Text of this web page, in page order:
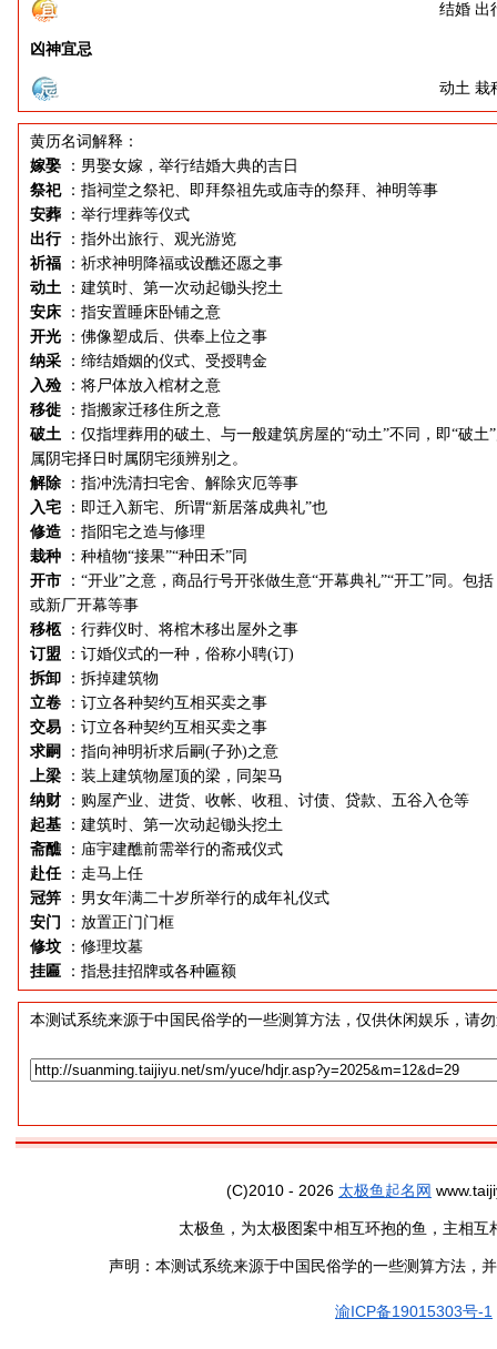
结婚 出
凶神宜忌
动土 栽
黄历名词解释：
嫁娶
：男娶女嫁，举行结婚大典的吉日
祭祀 ：指祠堂之祭祀、即拜祭祖先或庙寺的祭拜、神明等事
安葬
：举行埋葬等仪式
出行 ：指外出旅行、观光游览
祈福
：祈求神明降福或设醮还愿之事
动土
：建筑时、第一次动起锄头挖土
安床
：指安置睡床卧铺之意
开光
：佛像塑成后、供奉上位之事
纳采
：缔结婚姻的仪式、受授聘金
入殓
：将尸体放入棺材之意
移徙
：指搬家迁移住所之意
破土
：仅指埋葬用的破土、与一般建筑房屋的“动土”不同，即“破
属阴宅择日时属阴宅须辨别之。
解除
：指冲洗清扫宅舍、解除灾厄等事
入宅
：即迁入新宅、所谓“新居落成典礼”也
修造
：指阳宅之造与修理
栽种
：种植物“接果”“种田禾”同
开市
：“开业”之意，商品行号开张做生意“开幕典礼”“开工”同。
或新厂开幕等事
移柩
：行葬仪时、将棺木移出屋外之事
订盟
：订婚仪式的一种，俗称小聘(订)
拆卸
：拆掉建筑物
立卷
：订立各种契约互相买卖之事
交易
：订立各种契约互相买卖之事
求嗣
：指向神明祈求后嗣(子孙)之意
上梁
：装上建筑物屋顶的梁，同架马
纳财
：购屋产业、进货、收帐、收租、讨债、贷款、五谷入仓等
起基
：建筑时、第一次动起锄头挖土
斋醮 ：庙宇建醮前需举行的斋戒仪式
赴任 ：走马上任
冠笄
：男女年满二十岁所举行的成年礼仪式
安门
：放置正门门框
修坟
：修理坟墓
挂匾
：指悬挂招牌或各种匾额
本测试系统来源于中国民俗学的一些测算方法，仅供休闲娱乐，请
(C)2010 - 2026 太极鱼起名网
太极鱼，为太极图案中相互环抱的鱼，主相
声明：本测试系统来源于中国民俗学的一些测算方法，
渝ICP备19015303号-1